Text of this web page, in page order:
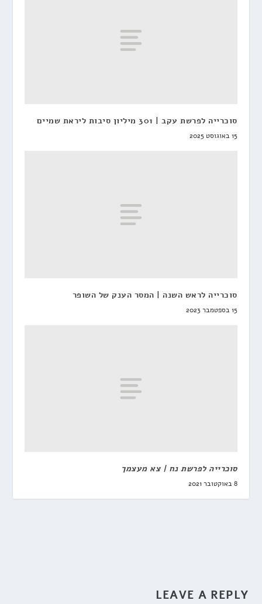
סוכרייה לפרשת עקב | 301 מיליון סיבות ליראת שמיים
15 באוגוסט 2025
סוכרייה לראש השנה | המסר הענק של השופר
15 בספטמבר 2023
סוכרייה לפרשת נח | צא מעצמך
8 באוקטובר 2021
LEAVE A REPLY